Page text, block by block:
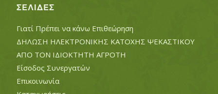
ΣΕΛΊΔΕΣ
Γιατί Πρέπει να κάνω Επιθεώρηση
ΔΗΛΩΣΗ ΗΛΕΚΤΡΟΝΙΚΗΣ ΚΑΤΟΧΗΣ ΨΕΚΑΣΤΙΚΟΥ
ΑΠΟ ΤΟΝ ΙΔΙΟΚΤΗΤΗ ΑΓΡΟΤΗ
Είσοδος Συνεργατών
Επικοινωνία